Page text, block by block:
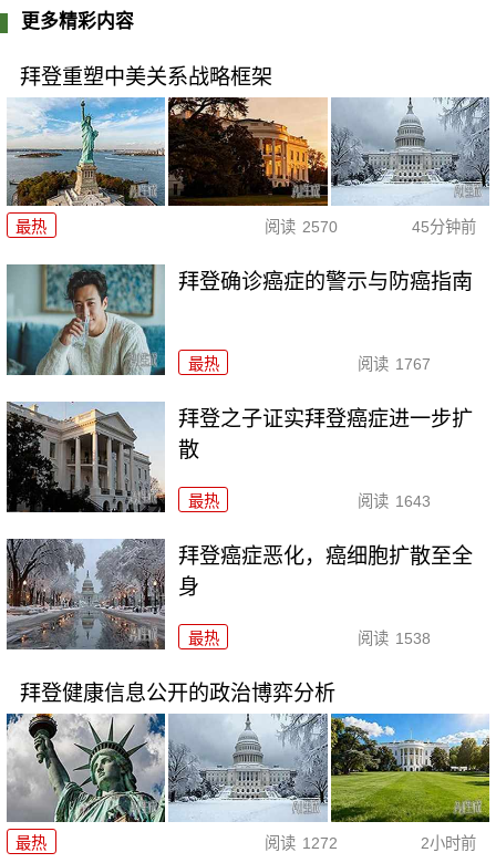
更多精彩内容
拜登重塑中美关系战略框架
最热 阅读 2570 45分钟前
拜登确诊癌症的警示与防癌指南
最热 阅读 1767
拜登之子证实拜登癌症进一步扩
散
最热 阅读 1643
拜登癌症恶化，癌细胞扩散至全
身
最热 阅读 1538
拜登健康信息公开的政治博弈分析
最热 阅读 1272 2小时前